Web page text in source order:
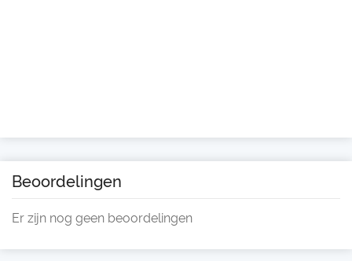
Beoordelingen
Er zijn nog geen beoordelingen